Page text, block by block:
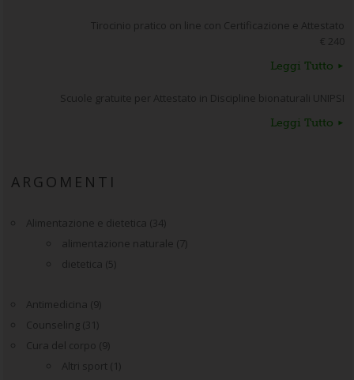
Tirocinio pratico on line con Certificazione e Attestato
€ 240
Leggi Tutto
Scuole gratuite per Attestato in Discipline bionaturali UNIPSI
Leggi Tutto
ARGOMENTI
Alimentazione e dietetica (34)
alimentazione naturale (7)
dietetica (5)
Antimedicina (9)
Counseling (31)
Cura del corpo (9)
Altri sport (1)